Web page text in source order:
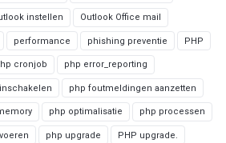
instellen Outlook Office mail
performance phishing preventie PHP
cronjob php error_reporting
php foutmeldingen aanzetten
php optimalisatie php processen
php upgrade PHP upgrade.